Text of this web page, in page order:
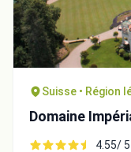
Suisse • Région
Domaine
4.55/